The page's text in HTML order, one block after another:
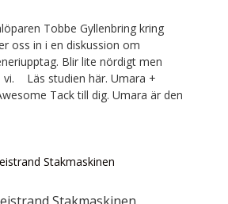
Tobbe Gyllenbring kring
oss in i en diskussion om
Blir lite nördigt men
vi. Läs studien här. Umara +
Tack till dig. Umara är den